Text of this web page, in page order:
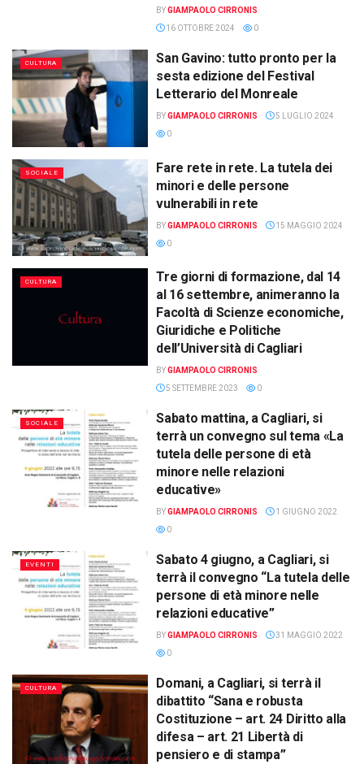
BYGIAMPAOLO CIRRONIS
16 OTTOBRE 2024
0
CULTURA
San Gavino: tutto pronto per la
sesta edizione del Festival
Letterario del Monreale
BYGIAMPAOLO CIRRONIS
5 LUGLIO 2024
0
SOCIALE
Fare rete in rete. La tutela dei
minori e delle persone
vulnerabili in rete
BYGIAMPAOLO CIRRONIS
15 MAGGIO 2024
0
CULTURA
Tre giorni di formazione, dal 14
al 16 settembre, animeranno la
Facoltà di Scienze economiche,
Giuridiche e Politiche
dell’Università di Cagliari
BYGIAMPAOLO CIRRONIS
5 SETTEMBRE 2023
0
SOCIALE
Sabato mattina, a Cagliari, si
terrà un convegno sul tema «La
tutela delle persone di età
minore nelle relazioni
educative»
BYGIAMPAOLO CIRRONIS
1 GIUGNO 2022
0
EVENTI
Sabato 4 giugno, a Cagliari, si
terrà il convegno “La tutela delle
persone di età minore nelle
relazioni educative”
BYGIAMPAOLO CIRRONIS
31 MAGGIO 2022
0
CULTURA
Domani, a Cagliari, si terrà il
dibattito “Sana e robusta
Costituzione – art. 24 Diritto alla
difesa – art. 21 Libertà di
pensiero e di stampa”